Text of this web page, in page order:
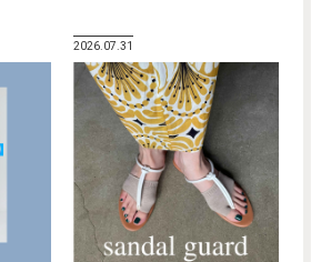
2026.07.31